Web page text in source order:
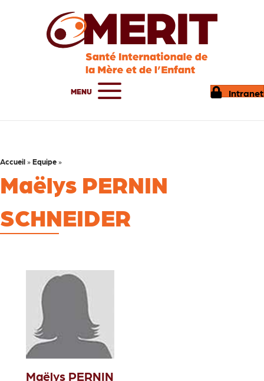
MENU Intranet
Accueil » Equipe »
Maëlys PERNIN
SCHNEIDER
Maëlys PERNIN